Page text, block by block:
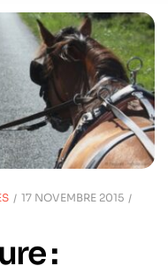
17 NOVEMBRE 2015
: